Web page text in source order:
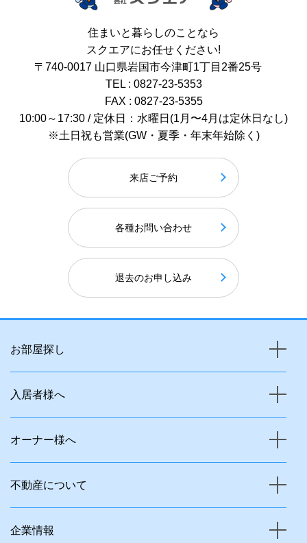
住まいと暮らしのことなら
スクエアにお任せください!
〒740-0017 山口県岩国市今津町1丁目2番25号
TEL : 0827-23-5353
FAX : 0827-23-5355
10:00～17:30 / 定休日：水曜日(1月〜4月は定休日なし)
※土日祝も営業(GW・夏季・年末年始除く)
来店ご予約
各種お問い合わせ
退去のお申し込み
お部屋探し
入居者様へ
オーナー様へ
不動産について
企業情報